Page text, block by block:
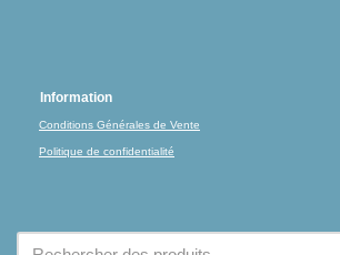
Information
Conditions Générales de Vente
Politique de confidentialité